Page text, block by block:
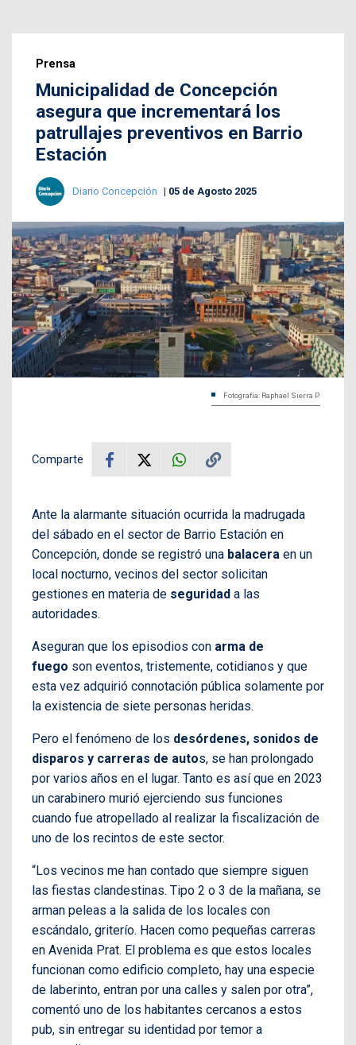
Prensa
Municipalidad de Concepción
asegura que incrementará los
patrullajes preventivos en Barrio
Estación
Diario Concepción 05 de Agosto 2025
Fotografía: Raphael Sierra P.
Comparte
Ante la alarmante situación ocurrida la madrugada
del sábado en el sector de Barrio Estación en
Concepción, donde se registró una balacera en un
local nocturno, vecinos del sector solicitan
gestiones en materia de seguridad a las
autoridades.
Aseguran que los episodios con arma de
fuego son eventos, tristemente, cotidianos y que
esta vez adquirió connotación pública solamente por
la existencia de siete personas heridas.
Pero el fenómeno de los desórdenes, sonidos de
disparos y carreras de autos, se han prolongado
por varios años en el lugar. Tanto es así que en 2023
un carabinero murió ejerciendo sus funciones
cuando fue atropellado al realizar la fiscalización de
uno de los recintos de este sector.
“Los vecinos me han contado que siempre siguen
las fiestas clandestinas. Tipo 2 o 3 de la mañana, se
arman peleas a la salida de los locales con
escándalo, griterío. Hacen como pequeñas carreras
en Avenida Prat. El problema es que estos locales
funcionan como edificio completo, hay una especie
de laberinto, entran por una calles y salen por otra”,
comentó uno de los habitantes cercanos a estos
pub, sin entregar su identidad por temor a